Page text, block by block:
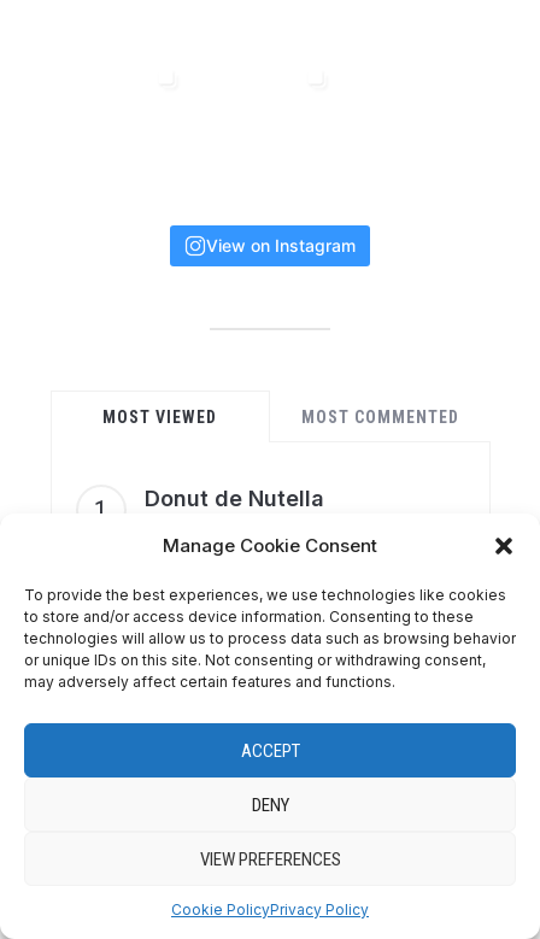
Manage Cookie Consent
To provide the best experiences, we use technologies like cookies
to store and/or access device information. Consenting to these
technologies will allow us to process data such as browsing behavior
or unique IDs on this site. Not consenting or withdrawing consent,
may adversely affect certain features and functions.
ACCEPT
DENY
VIEW PREFERENCES
Cookie PolicyPrivacy Policy
View on Instagram
MOST VIEWED MOST COMMENTED
Donut de Nutella
El perfecto apple crumble o
crumble de manzana
136 views
Banana bread o Bizcocho de